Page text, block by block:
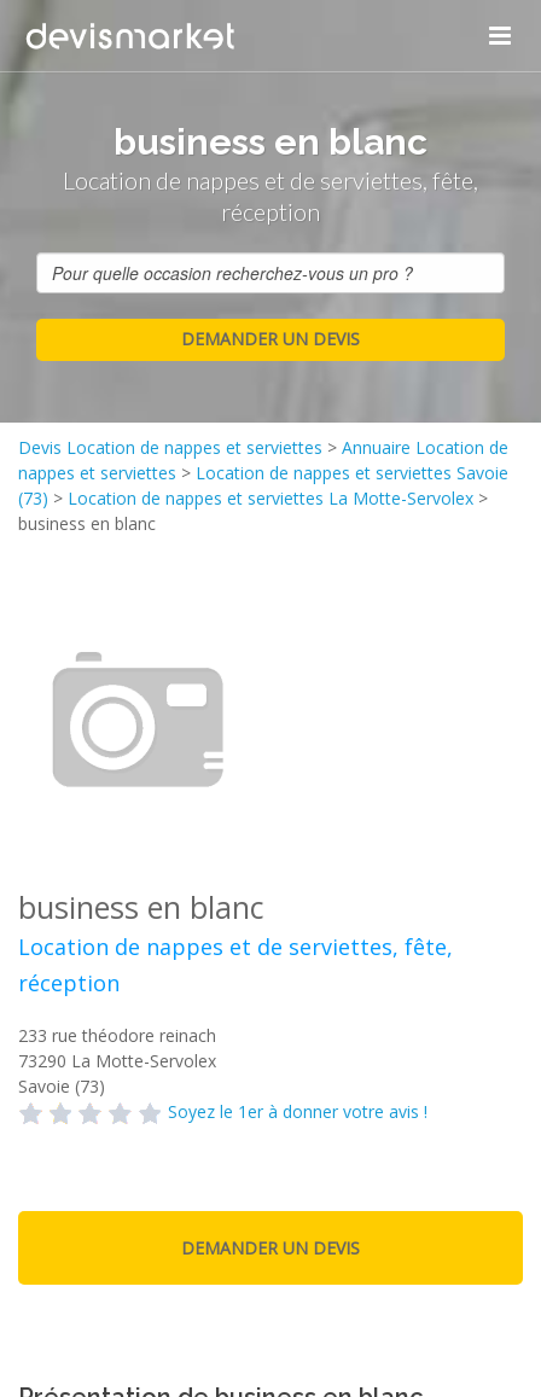
business en blanc
Location de nappes et de serviettes, fête,
réception
Devis Location de nappes et serviettes > Annuaire Location de
nappes et serviettes > Location de nappes et serviettes Savoie
(73) > Location de nappes et serviettes La Motte-Servolex >
business en blanc
business en blanc
Location de nappes et de serviettes, fête,
réception
233 rue théodore reinach
73290 La Motte-Servolex
Savoie (73)
Soyez le 1er à donner votre avis !